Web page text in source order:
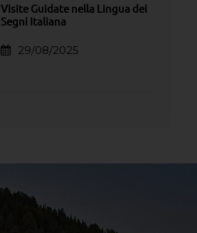
Visite Guidate nella Lingua dei
Segni Italiana
29/08/2025